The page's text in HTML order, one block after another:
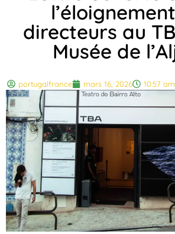
directeurs au
Musée de
portugalfrance mars 16, 2026 10:57 am